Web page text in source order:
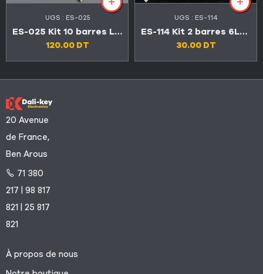
UGS : ES-025
ES-025 Kit 10 barres LED TV LG 42″ série LA et LN
120.00 DT
UGS : ES-114
ES-114 Kit 2 barres 6LED 3V BIOLUX LED32D1510 / SABA SBL32D1620
30.00 DT
20 Avenue
de France,
Ben Arous
71 380
217 | 98 817
821 | 25 817
821
À propos de nous